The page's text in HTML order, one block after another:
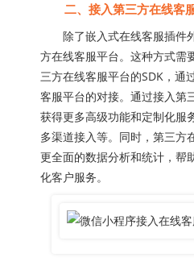
二、接入第三方在线客
除了嵌入式在线客服插件
方在线客服平台。这种方式需
三方在线客服平台的SDK，通
客服平台的对接。通过接入第
获得更多高级功能和定制化服
多渠道接入等。同时，第三方
更全面的数据分析和统计，帮
化客户服务。